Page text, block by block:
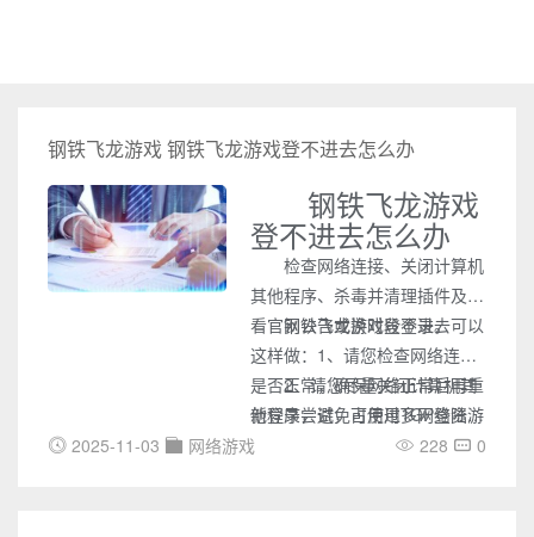
钢铁飞龙游戏 钢铁飞龙游戏登不进去怎么办
钢铁飞龙游戏
登不进去怎么办
检查网络连接、关闭计算机
其他程序、杀毒并清理插件及查
看官网公告或换时段登录。
钢铁飞龙游戏登不进去可以
这样做：1、请您检查网络连接
是否正常，确保网络正常后再重
新登录尝试，可使用TGP登陆游
戏并进行网络加速。
2、请您尽量关闭计算机其
他程序，避免占用过多网络资
源。
228 0
2025-11-03 网络游戏